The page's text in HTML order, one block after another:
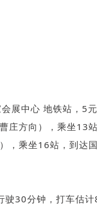
展中心 地铁站，5元
庄方向），乘坐13
，乘坐16站，到达
30分钟，打车估计